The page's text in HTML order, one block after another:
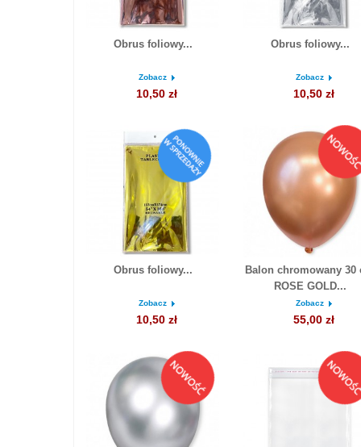
Obrus foliowy...
Zobacz
10,50 zł
Obrus foliowy...
Zobacz
10,50 zł
Obrus foliowy...
Zobacz
10,50 zł
Balon chromowany 30
ROSE GOLD...
Zobacz
55,00 zł